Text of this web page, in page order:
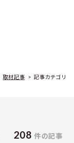
取材記事 > 記事カテゴリ
208 件の記事